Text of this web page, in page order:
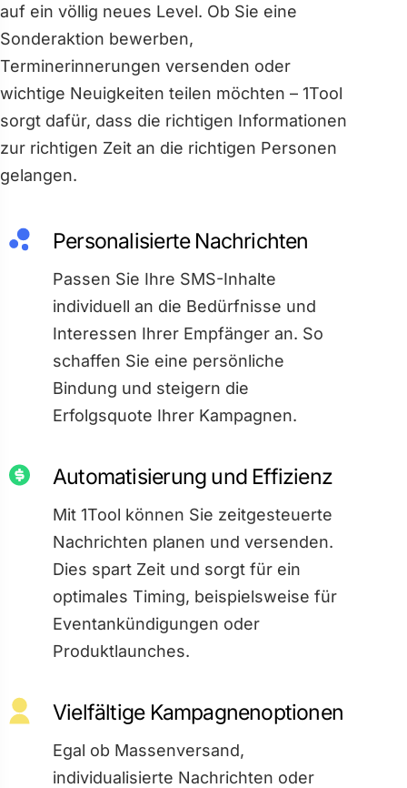
auf ein völlig neues Level. Ob Sie eine
Sonderaktion bewerben,
Terminerinnerungen versenden oder
wichtige Neuigkeiten teilen möchten – 1Tool
sorgt dafür, dass die richtigen Informationen
zur richtigen Zeit an die richtigen Personen
gelangen.
Personalisierte Nachrichten
Passen Sie Ihre SMS-Inhalte
individuell an die Bedürfnisse und
Interessen Ihrer Empfänger an. So
schaffen Sie eine persönliche
Bindung und steigern die
Erfolgsquote Ihrer Kampagnen.
Automatisierung und Effizienz
Mit 1Tool können Sie zeitgesteuerte
Nachrichten planen und versenden.
Dies spart Zeit und sorgt für ein
optimales Timing, beispielsweise für
Eventankündigungen oder
Produktlaunches.
Vielfältige Kampagnenoptionen
Egal ob Massenversand,
individualisierte Nachrichten oder